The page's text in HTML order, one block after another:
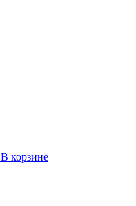
В корзине